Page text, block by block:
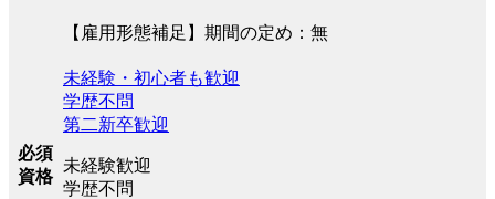
【雇用形態補足】期間の定め：無
必須
資格
未経験・初心者も歓迎
学歴不問
第二新卒歓迎
未経験歓迎
学歴不問